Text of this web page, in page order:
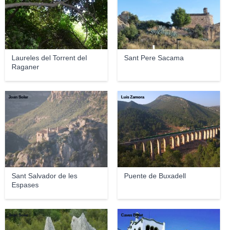
Laureles del Torrent del
Raganer
Sant Pere Sacama
Sant Salvador de les
Espases
Joan Soler
Puente de Buxadell
Luis Zamora
Joan Soler Caves Bolet